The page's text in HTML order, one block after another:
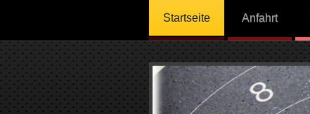
Startseite Anfahrt